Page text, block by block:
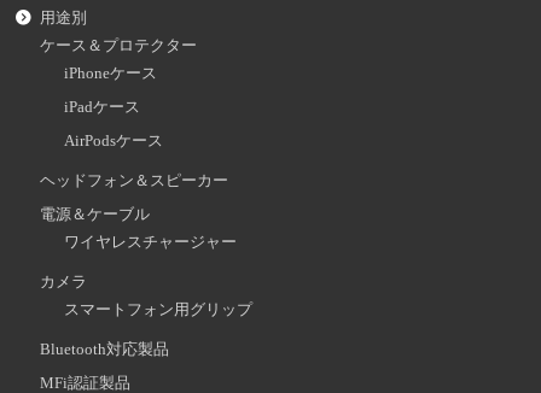
用途別
ケース＆プロテクター
iPhoneケース
iPadケース
AirPodsケース
ヘッドフォン＆スピーカー
電源＆ケーブル
ワイヤレスチャージャー
カメラ
スマートフォン用グリップ
Bluetooth対応製品
MFi認証製品